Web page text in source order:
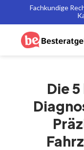
Fachkundige
Die